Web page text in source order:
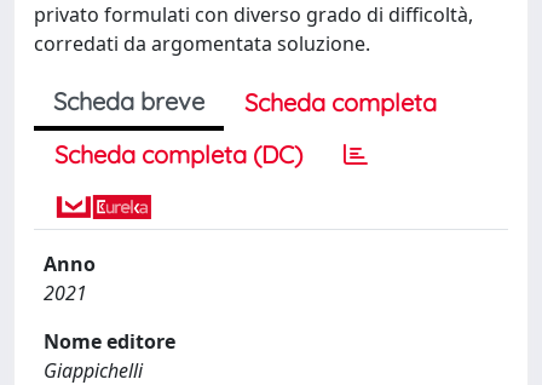
privato formulati con diverso grado di difficoltà,
corredati da argomentata soluzione.
Scheda breve
Scheda completa
Scheda completa (DC)
Anno
2021
Nome editore
Giappichelli